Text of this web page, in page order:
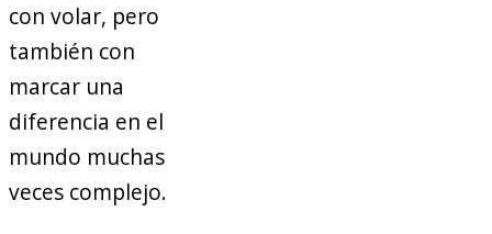
con volar, pero
también con
marcar una
diferencia en el
mundo muchas
veces complejo.